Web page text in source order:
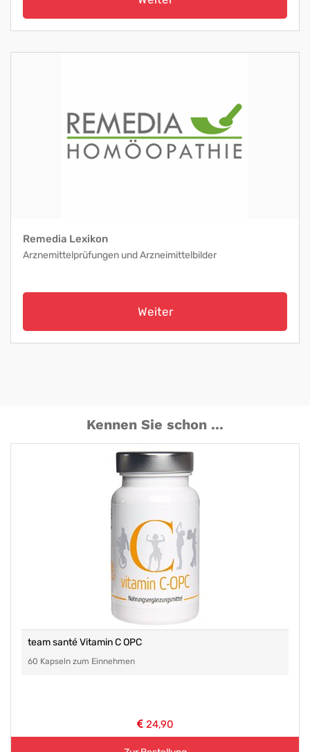
Remedia Lexikon
Arznemittelprüfungen und Arzneimittelbilder
Weiter
Kennen Sie schon ...
team santé Vitamin C OPC
60 Kapseln zum Einnehmen
24,90